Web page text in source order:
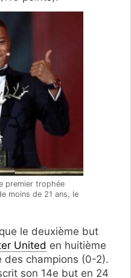
premier trophée
moins de 21 ans, le
le deuxième but
United en huitième
des champions (0-2).
son 14e but en 24